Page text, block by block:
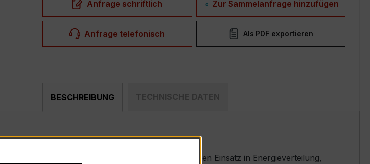
Anfrage schriftlich Zur Sammelanfrage hinzufügen
Anfrage telefonisch Als PDF exportieren
BESCHREIBUNG TECHNISCHE DATEN
der bewährten WSK-Serie, speziell für den Einsatz in Energieverteilung,